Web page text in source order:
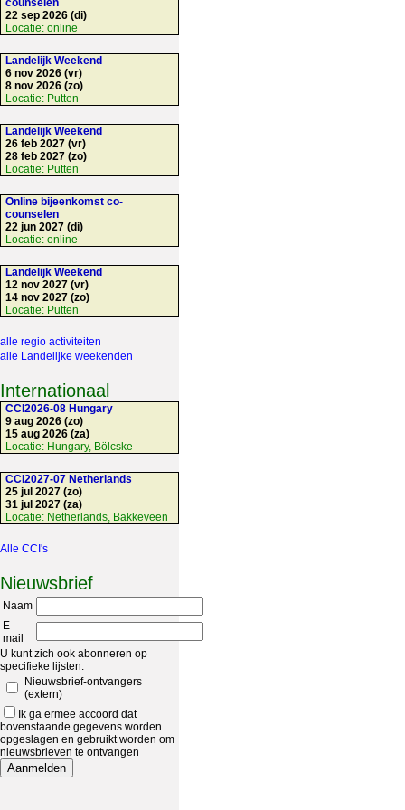
counselen
22 sep 2026 (di)
Locatie: online
Landelijk Weekend
6 nov 2026 (vr)
8 nov 2026 (zo)
Locatie: Putten
Landelijk Weekend
26 feb 2027 (vr)
28 feb 2027 (zo)
Locatie: Putten
Online bijeenkomst co-
counselen
22 jun 2027 (di)
Locatie: online
Landelijk Weekend
12 nov 2027 (vr)
14 nov 2027 (zo)
Locatie: Putten
alle regio activiteiten
alle Landelijke weekenden
Internationaal
CCI2026-08 Hungary
9 aug 2026 (zo)
15 aug 2026 (za)
Locatie: Hungary, Bölcske
CCI2027-07 Netherlands
25 jul 2027 (zo)
31 jul 2027 (za)
Locatie: Netherlands, Bakkeveen
Alle CCI's
Nieuwsbrief
Naam
E-
mail
U kunt zich ook abonneren op
specifieke lijsten:
Nieuwsbrief-ontvangers
(extern)
Ik ga ermee accoord dat
bovenstaande gegevens worden
opgeslagen en gebruikt worden om
nieuwsbrieven te ontvangen